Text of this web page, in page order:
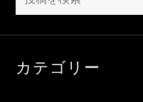
カテゴリー